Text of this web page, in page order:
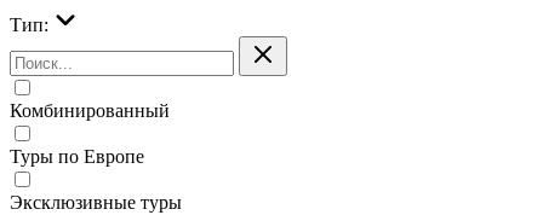
Тип:
Комбинированный
Туры по Европе
Эксклюзивные туры